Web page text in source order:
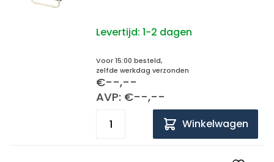
Levertijd: 1-2 dagen
Voor 15:00 besteld,
zelfde werkdag verzonden
€--,--
AVP: €--,--
Winkelwagen